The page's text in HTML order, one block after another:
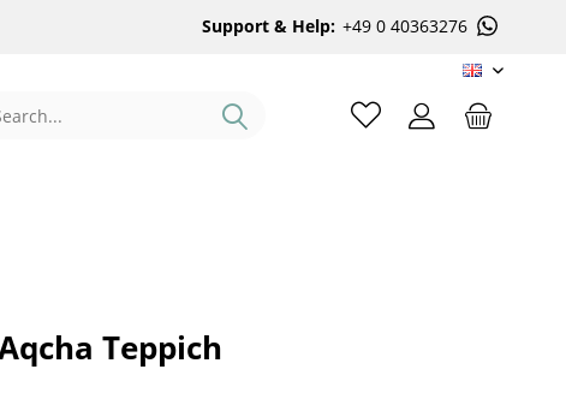
Support & Help: +49 0 40363276
EN
Teppich